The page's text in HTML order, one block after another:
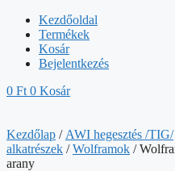
Kezdőoldal
Termékek
Kosár
Bejelentkezés
0 Ft 0 Kosár
Kezdőlap / AWI hegesztés /TIG/
alkatrészek /Wolframok /
arany